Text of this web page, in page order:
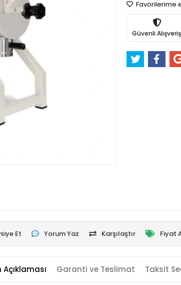
Favorilerime
Güvenli Alışveriş
Et Yorum Yaz Karşılaştır Fiyat
Açıklaması Garanti ve Teslimat Taksit